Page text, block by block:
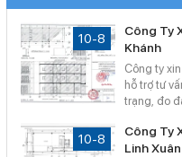
10-8
Công Ty
Khánh
Công ty
hỗ trợ tư
trạng, đo
đồng bộ,
phù hợp,
10-8
Công Ty
Linh